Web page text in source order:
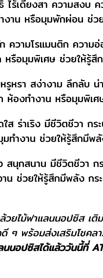
ร้เดียงสา ความสงบ ค
งาน หรือมุมพักผ่อน ช่ว
ความโรแมนติก ความอ่
รือมุมพิเศษ ช่วยให้รู้
รูหรา สง่างาม ลึกลับ น่
ห้องทำงาน หรือมุมพิเ
ส ร่าเริง มีชีวิตชีวา กระ
ำงาน ช่วยให้รู้สึกมีพลั
สนุกสนาน มีชีวิตชีวา ก
ช่วยให้รู้สึกมีพลัง กร
ยไม้ฟาแลนนอปซิส เติ
ๆ พร้อมส่งเสริมโชคล
นอปซิสได้แล้ววันนี้ที่